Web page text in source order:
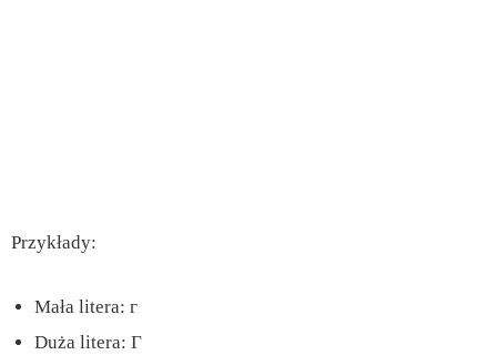
Przykłady:
Mała litera: г
Duża litera: Г